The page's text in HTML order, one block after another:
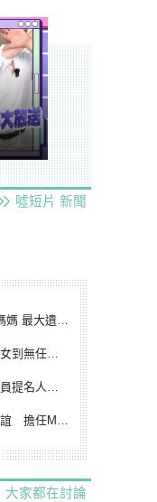
噓短片 新聞
憾無緣大聯盟
判人生國際發光
名 將另提他人
台灣日開球嘉賓
大家都在討論